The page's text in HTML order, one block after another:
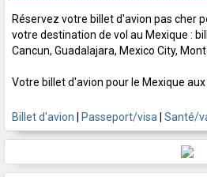
Réservez votre billet d'avion pas cher
votre destination de vol au Mexique :
Cancun, Guadalajara, Mexico City,
Votre billet d'avion pour le Mexique
Billet d'avion Passeport/visa Santé/